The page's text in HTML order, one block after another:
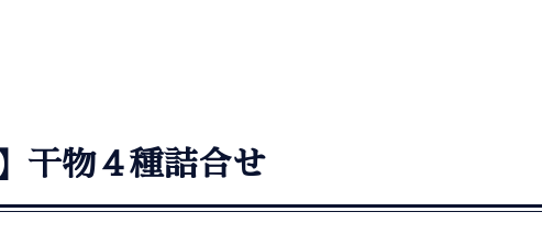
干物４種詰合せ